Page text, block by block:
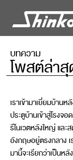
บทความ
โพสต์ล่า
เราเข้ามาเยี่ยมบ้าน
ประตูบ้านเข้าสู่โรงจ
รีโนเวตหลังใหญ่ แล
อังกฤษอยู่ตรงกลาง เ
มานี้จะเรียกว่าเป็นหลั